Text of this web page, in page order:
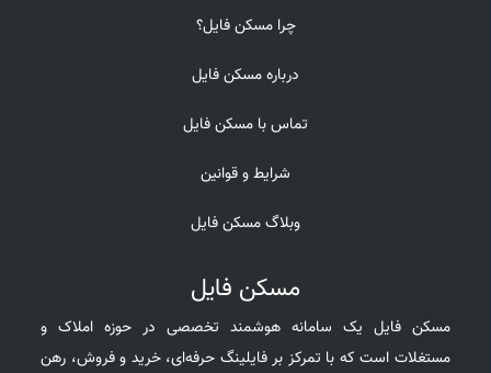
چرا مسکن فایل؟
درباره مسکن فایل
تماس با مسکن فایل
شرایط و قوانین
وبلاگ مسکن فایل
مسکن فایل
مسکن فایل یک سامانه هوشمند تخصصی در حوزه املاک و
مستغلات است که با تمرکز بر فایلینگ حرفه‌ای، خرید و فروش، رهن